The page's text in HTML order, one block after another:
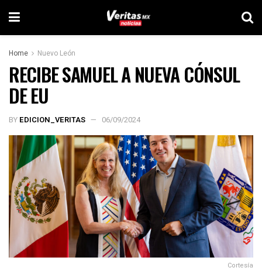
Home Nuevo León
RECIBE SAMUEL A NUEVA CÓNSUL
DE EU
BY EDICION_VERITAS 06/09/2024
Cortesía